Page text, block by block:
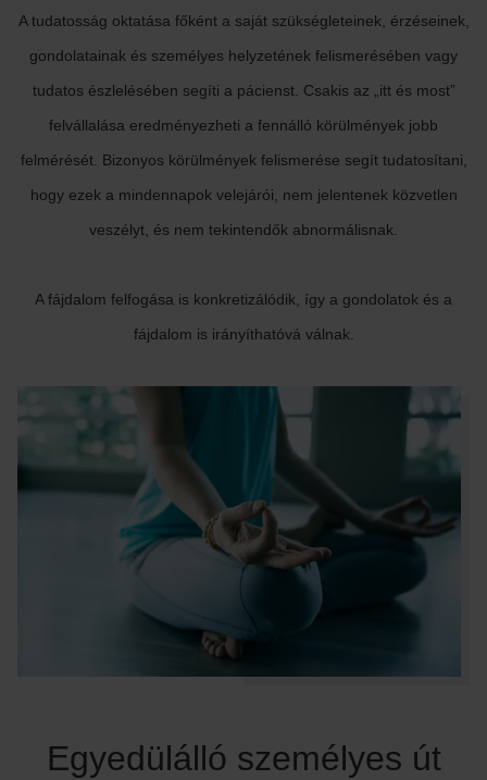
A tudatosság oktatása főként a saját szükségleteinek, érzéseinek,
gondolatainak és személyes helyzetének felismerésében vagy
tudatos észlelésében segíti a pácienst. Csakis az „itt és most”
felvállalása eredményezheti a fennálló körülmények jobb
felmérését. Bizonyos körülmények felismerése segít tudatosítani,
hogy ezek a mindennapok velejárói, nem jelentenek közvetlen
veszélyt, és nem tekintendők abnormálisnak.
A fájdalom felfogása is konkretizálódik, így a gondolatok és a
fájdalom is irányíthatóvá válnak.
Egyedülálló személyes út